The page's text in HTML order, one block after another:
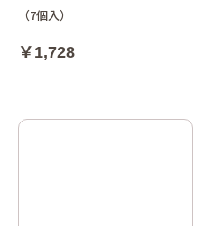
（7個入）
￥1,728